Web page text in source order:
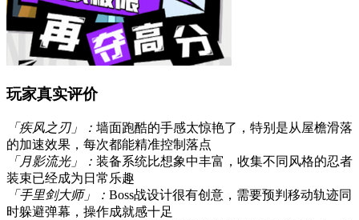
玩家真实评价
「疾风之刃」： 墙面跑酷的手感太惊艳了，特别是从屋檐滑落
的加速效果，每次都能精准控制落点
「月影流光」： 装备系统比想象中丰富，收集不同风格的忍者
装束已经成为日常乐趣
「手里剑大师」： Boss战设计很有创意，需要预判移动轨迹同
时躲避弹幕，操作成就感十足